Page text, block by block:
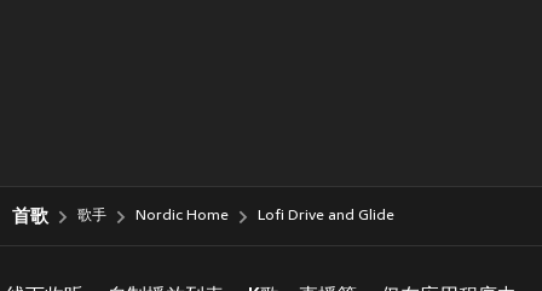
首歌 歌手 Nordic Home Lofi Drive and Glide